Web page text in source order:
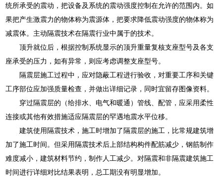
统所承受的震动，把设备及系统的震动强度控制在允许的范围内。如
果把产生激震力的物体称为震源体，把要求降低震动强度的物体称为
减震体。主动隔震技术在隔震行业中属于的技术。
顶升就位后，根据控制系统显示的顶升重量复核支座型号及各支
座承受的压力，如有异常，则应考虑调整支座型号。
隔震层施工过程中，应对隐蔽工程进行验收，对重要工序和关键
工序部位应加强质量检查，并做出详细记录，同时宜留存图像资料。
穿过隔震层的（给排水、电气和暖通）管线、配管，应采用柔性
连接或其他有效措施适应隔震层的罕遇地震水平位移。
建筑使用隔震技术，施工时增加了隔震层的施工，比常规建筑增
加了施工时间。但采用隔震技术后上部结构构件配筋减少，钢筋制作
难度减小，建筑材料节约，制作人工减少。对隔震和非隔震建筑施工
时间进行详细对比结果表明，总工期没有明显增加。